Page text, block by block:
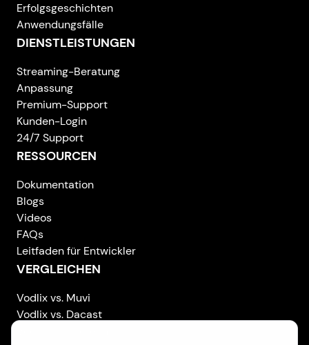
Erfolgsgeschichten
Anwendungsfälle
DIENSTLEISTUNGEN
Streaming-Beratung
Anpassung
Premium-Support
Kunden-Login
24/7 Support
RESSOURCEN
Dokumentation
Blogs
Videos
FAQs
Leitfaden für Entwickler
VERGLEICHEN
Vodlix vs. Muvi
Vodlix vs. Dacast